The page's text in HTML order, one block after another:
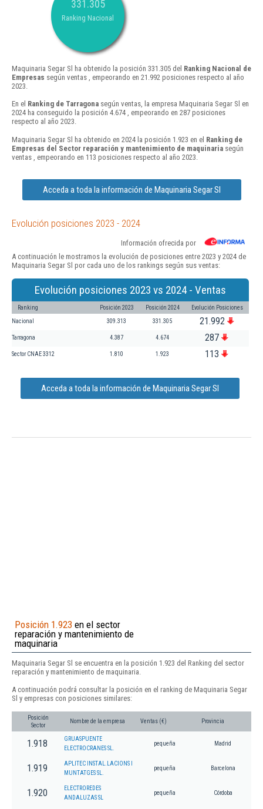
331.305
Ranking Nacional
Maquinaria Segar Sl ha obtenido la posición 331.305 del Ranking Nacional de
Empresas según ventas , empeorando en 21.992 posiciones respecto al año
2023.
En el Ranking de Tarragona según ventas, la empresa Maquinaria Segar Sl en
2024 ha conseguido la posición 4.674 , empeorando en 287 posiciones
respecto al año 2023.
Maquinaria Segar Sl ha obtenido en 2024 la posición 1.923 en el Ranking de
Empresas del Sector reparación y mantenimiento de maquinaria según
ventas , empeorando en 113 posiciones respecto al año 2023.
Acceda a toda la información de Maquinaria Segar Sl
Evolución posiciones 2023 - 2024
Información ofrecida por
A continuación le mostramos la evolución de posiciones entre 2023 y 2024 de
Maquinaria Segar Sl por cada uno de los rankings según sus ventas:
Evolución posiciones 2023 vs 2024 - Ventas
Ranking Posición 2023 Posición 2024 Evolución Posiciones
Nacional 309.313 331.305 21.992
Tarragona 4.387 4.674 287
Sector CNAE 3312 1.810 1.923 113
Acceda a toda la información de Maquinaria Segar Sl
Posición 1.923 en el sector
reparación y mantenimiento de
maquinaria
Maquinaria Segar Sl se encuentra en la posición 1.923 del Ranking del sector
reparación y mantenimiento de maquinaria.
A continuación podrá consultar la posición en el ranking de Maquinaria Segar
Sl y empresas con posiciones similares:
Posición
Sector
Nombre de la empresa Ventas (€) Provincia
1.918
GRUASPUENTE
ELECTROCRANES SL.
pequeña Madrid
1.919
APLITEC INSTAL.LACIONS I
MUNTATGES SL.
pequeña Barcelona
1.920
ELECTROREDES
ANDALUZAS SL
pequeña Córdoba